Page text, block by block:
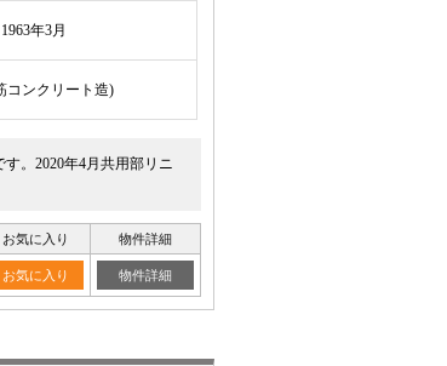
1963年3月
コンクリート造)
。2020年4月共用部リニ
お気に入り 物件詳細
お気に入り 物件詳細